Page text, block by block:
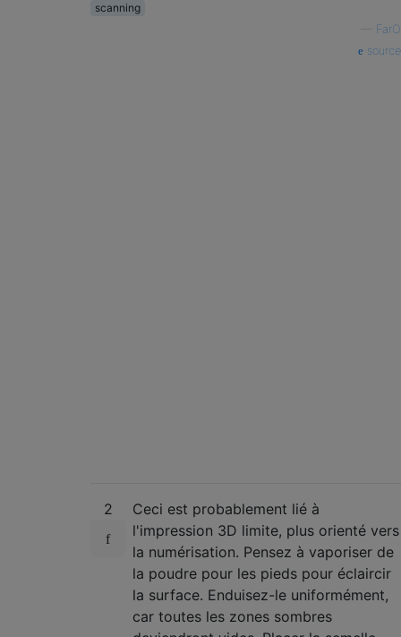
scanning
FarO
source
2
Ceci est probablement lié à
l'impression 3D limite, plus orienté vers
la numérisation. Pensez à vaporiser de
la poudre pour les pieds pour éclaircir
la surface. Enduisez-le uniformément,
car toutes les zones sombres